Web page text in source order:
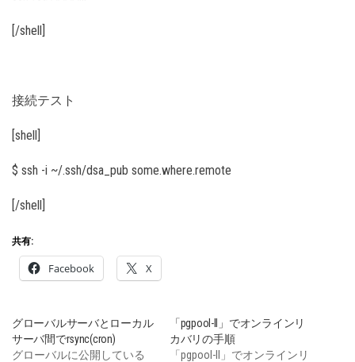
[/shell]
接続テスト
[shell]
$ ssh -i ~/.ssh/dsa_pub some.where.remote
[/shell]
共有:
Facebook X
グローバルサーバとローカル
サーバ間でrsync(cron)
グローバルに公開している
「pgpool-II」でオンラインリ
カバリの手順
「pgpool-II」でオンラインリ